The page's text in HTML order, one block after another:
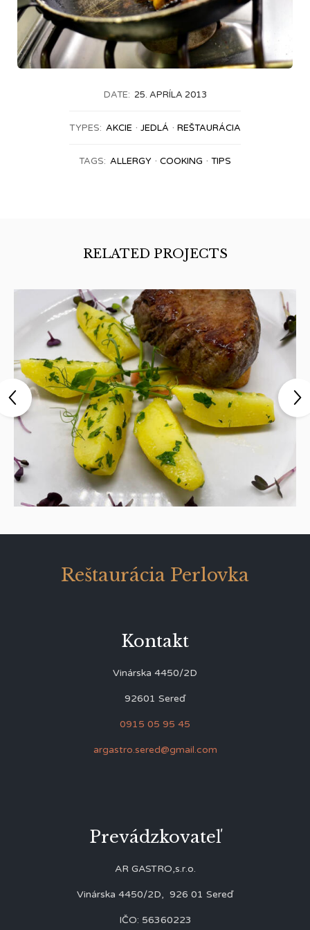
DATE: 25. APRÍLA 2013
TYPES: AKCIE JEDLÁ REŠTAURÁCIA
TAGS: ALLERGY COOKING TIPS
RELATED PROJECTS
Reštaurácia Perlovka
Kontakt
Vinárska 4450/2D
92601 Sereď
0915 05 95 45
argastro.sered@gmail.com
Prevádzkovateľ
AR GASTRO,s.r.o.
Vinárska 4450/2D, 926 01 Sereď
IČO: 56360223